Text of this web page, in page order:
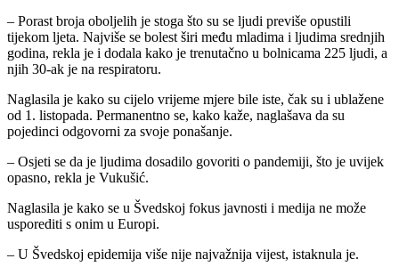
– Porast broja oboljelih je stoga što su se ljudi previše opustili
tijekom ljeta. Najviše se bolest širi među mladima i ljudima srednjih
godina, rekla je i dodala kako je trenutačno u bolnicama 225 ljudi, a
njih 30-ak je na respiratoru.
Naglasila je kako su cijelo vrijeme mjere bile iste, čak su i ublažene
od 1. listopada. Permanentno se, kako kaže, naglašava da su
pojedinci odgovorni za svoje ponašanje.
– Osjeti se da je ljudima dosadilo govoriti o pandemiji, što je uvijek
opasno, rekla je Vukušić.
Naglasila je kako se u Švedskoj fokus javnosti i medija ne može
usporediti s onim u Europi.
– U Švedskoj epidemija više nije najvažnija vijest, istaknula je.